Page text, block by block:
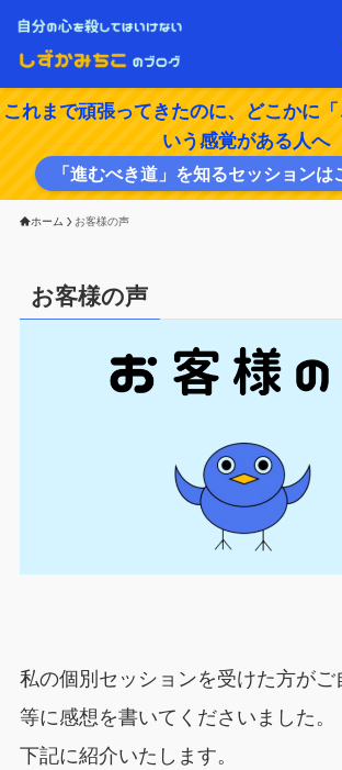
これまで頑張ってきたのに、どこかに
いう感覚がある人へ
「進むべき道」を知るセッションは
ホーム お客様の声
お客様の声
私の個別セッションを受けた方がご
等に感想を書いてくださいました。
下記に紹介いたします。